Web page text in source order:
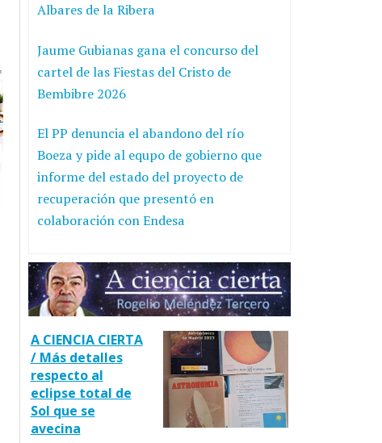
Albares de la Ribera
Jaume Gubianas gana el concurso del
cartel de las Fiestas del Cristo de
Bembibre 2026
El PP denuncia el abandono del río
Boeza y pide al equpo de gobierno que
informe del estado del proyecto de
recuperación que presentó en
colaboración con Endesa
A CIENCIA CIERTA
/ Más detalles
respecto al
eclipse total de
Sol que se
avecina